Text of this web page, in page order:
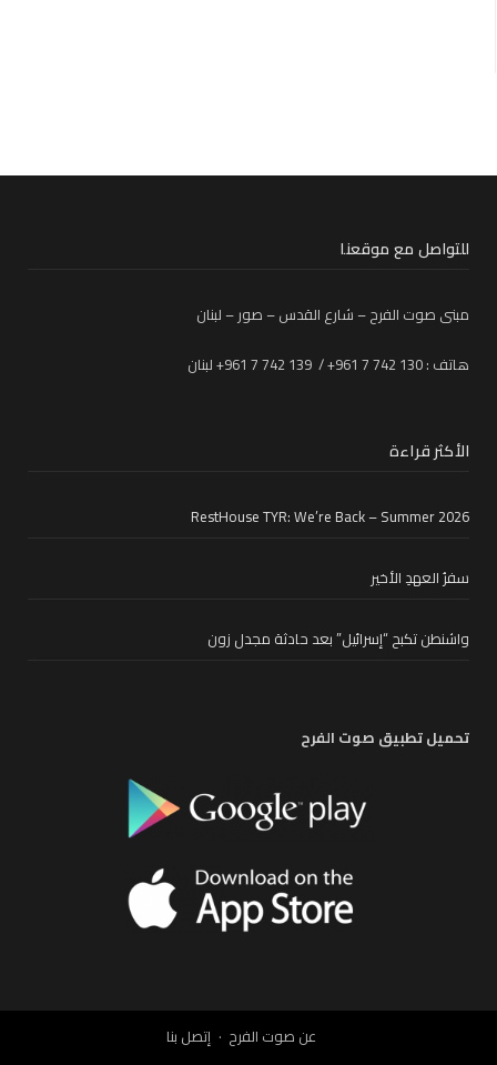
للتواصل مع موقعنا
مبنى صوت الفرح – شارع القدس – صور – لبنان
هاتف : 130 742 7 961+ / 139 742 7 961+ لبنان
الأكثر قراءة
RestHouse TYR: We’re Back – Summer 2026
سفرُ العهدِ الأخير
واشنطن تكبح “إسرائيل” بعد حادثة مجدل زون
تحميل تطبيق صوت الفرح
عن صوت الفرح إتصل بنا